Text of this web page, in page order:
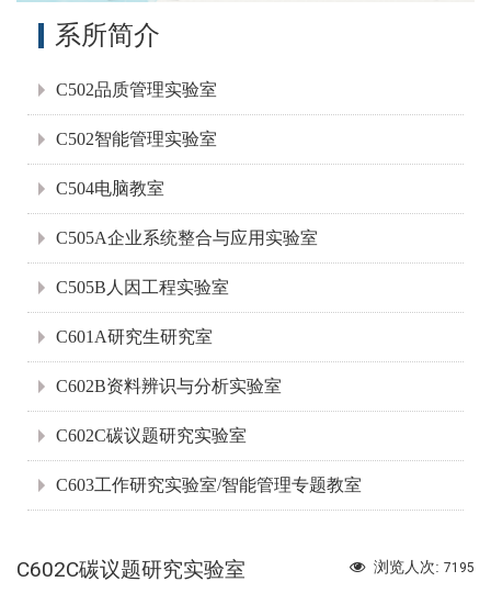
系所简介
C502品质管理实验室
C502智能管理实验室
C504电脑教室
C505A企业系统整合与应用实验室
C505B人因工程实验室
C601A研究生研究室
C602B资料辨识与分析实验室
C602C碳议题研究实验室
C603工作研究实验室/智能管理专题教室
浏览人次: 7195
C602C碳议题研究实验室